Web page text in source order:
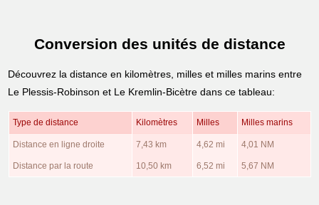
Conversion des unités de distance
Découvrez la distance en kilomètres, milles et milles marins entre
Le Plessis-Robinson et Le Kremlin-Bicètre dans ce tableau:
Type de distance Kilomètres Milles Milles marins
Distance en ligne droite 7,43 km 4,62 mi 4,01 NM
Distance par la route 10,50 km 6,52 mi 5,67 NM